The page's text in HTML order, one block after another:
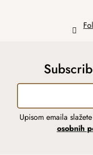
Upisom emaila
osobnih